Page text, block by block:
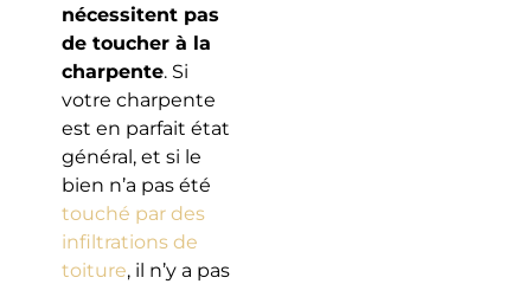
nécessitent pas
de toucher à la
charpente. Si
votre charpente
est en parfait état
général, et si le
bien n’a pas été
touché par des
infiltrations de
toiture, il n’y a pas